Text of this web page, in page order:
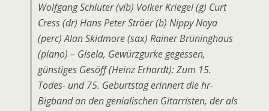
Wolfgang Schlüter (vib) Volker Kriegel (g) Curt
Cress (dr) Hans Peter Ströer (b) Nippy Noya
(perc) Alan Skidmore (sax) Rainer Brüninghaus
(piano) – Gisela, Gewürzgurke gegessen,
günstiges Gesöff (Heinz Erhardt): Zum 15.
Todes- und 75. Geburtstag erinnert die hr-
Bigband an den genialischen Gitarristen, der als